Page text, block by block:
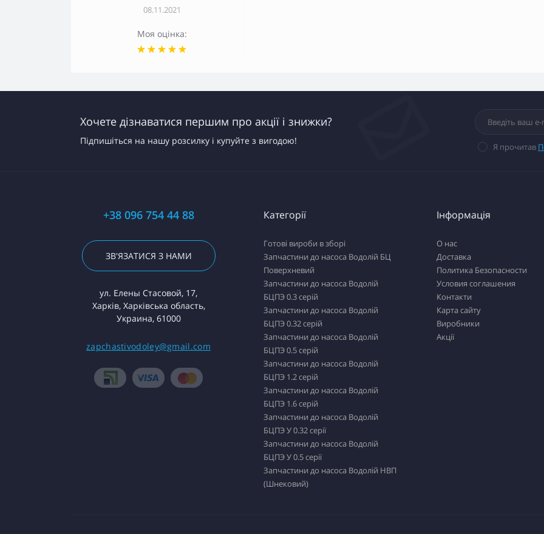
08.11.2021
Моя оцінка:
Хочете дізнаватися першим про акції і знижки?
Підпишіться на нашу розсилку і купуйте з вигодою!
Я прочитав
+38 096 754 44 88
ЗВ'ЯЗАТИСЯ З НАМИ
ул. Елены Стасовой, 17,
Харків, Харківська область,
Украина, 61000
zapchastivodoley@gmail.com
Категорії
Готові вироби в зборі
Запчастини до насоса Водолій БЦ
Поверхневий
Запчастини до насоса Водолій
БЦПЭ 0.3 серій
Запчастини до насоса Водолій
БЦПЭ 0.32 серій
Запчастини до насоса Водолій
БЦПЭ 0.5 серій
Запчастини до насоса Водолій
БЦПЭ 1.2 серій
Запчастини до насоса Водолій
БЦПЭ 1.6 серій
Запчастини до насоса Водолій
БЦПЭ У 0.32 серії
Запчастини до насоса Водолій
БЦПЭ У 0.5 серії
Запчастини до насоса Водолій НВП
(Шнековий)
Інформація
О нас
Доставка
Политика Безопасности
Условия соглашения
Контакти
Карта сайту
Виробники
Акції